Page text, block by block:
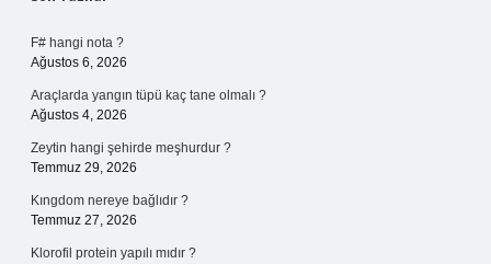
Sidebar
F# hangi nota ?
Ağustos 6, 2026
Araçlarda yangın tüpü kaç tane olmalı ?
Ağustos 4, 2026
Zeytin hangi şehirde meşhurdur ?
Temmuz 29, 2026
Kıngdom nereye bağlıdır ?
Temmuz 27, 2026
Klorofil protein yapılı mıdır ?